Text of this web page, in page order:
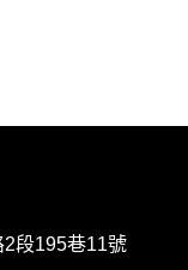
段195巷11號